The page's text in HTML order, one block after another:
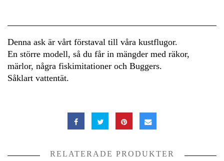
Denna ask är vårt förstaval till våra kustflugor.
En större modell, så du får in mängder med räkor,
märlor, några fiskimitationer och Buggers.
Såklart vattentät.
RELATERADE PRODUKTER